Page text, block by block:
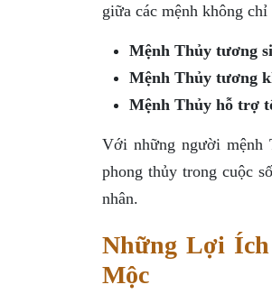
giữa các mệnh không
Mệnh Thủy tương
Mệnh Thủy tương
Mệnh Thủy hỗ trợ
Với những người mệnh
phong thủy trong cuộc
nhân.
Những Lợi
Mộc